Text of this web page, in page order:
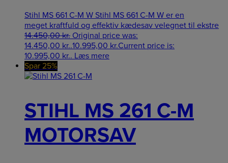
Stihl MS 661 C-M W Stihl MS 661 C-M W er en
meget kraftfuld og effektiv kædesav velegnet til ekstre
14.450,00kr. Original price was:
14.450,00 kr..10.995,00 kr.Current price is:
10.995,00 kr.. Læs mere
Spar 25%
STIHL MS 261 C-M
MOTORSAV